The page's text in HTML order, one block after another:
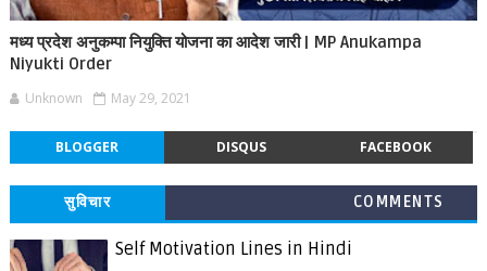
मध्य प्रदेश अनुकम्पा नियुक्ति योजना का आदेश जारी | MP Anukampa
Niyukti Order
Unknown May 29, 2021
BLOGGER DISQUS FACEBOOK
सुविचार COMMENTS
Self Motivation Lines in Hindi